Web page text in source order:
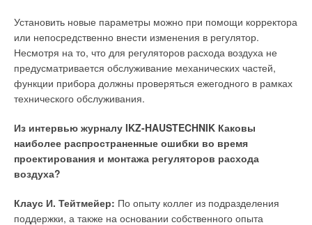
Установить новые параметры можно при помощи корректора
или непосредственно внести изменения в регулятор.
Несмотря на то, что для регуляторов расхода воздуха не
предусматривается обслуживание механических частей,
функции прибора должны проверяться ежегодного в рамках
технического обслуживания.
Из интервью журналу IKZ-HAUSTECHNIK Каковы
наиболее распространенные ошибки во время
проектирования и монтажа регуляторов расхода
воздуха?
Клаус И. Тейтмейер: По опыту коллег из подразделения
поддержки, а также на основании собственного опыта
юридические лица, которые приобретают радиаторы для
дальнейшего их использования в строительстве. В этом
сегменте можно выделить коммерческое строительство
(торговые центры, офисы и т.п.), где потребляется 7,13 млн
секций в год, на алюминиевые радиаторы приходится около
10%.В данном случае в основном покупаются
жилое строительство потребляет самое большее количество
радиаторов отопления — 17,78 млн секций в год.
По оценкам экспертов, в ближайшие 5–6 лет ожидается
алюминиевых радиаторов в коммунальном строительстве.
Для элитного жилого строительства используется 3,12 млн